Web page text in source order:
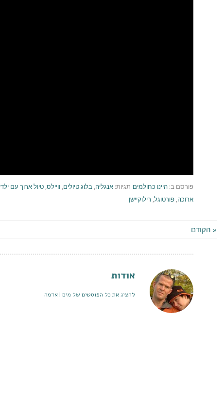
פורסם ב: היינו כחולמים תגיות: אנגליה, בלוג טיולים, וויילס, טיול ארוך עם
ארוכה, פורטוגל, רילוקיישן
« הקודם
אודות
להציג את כל הפוסטים של מים | אדמה